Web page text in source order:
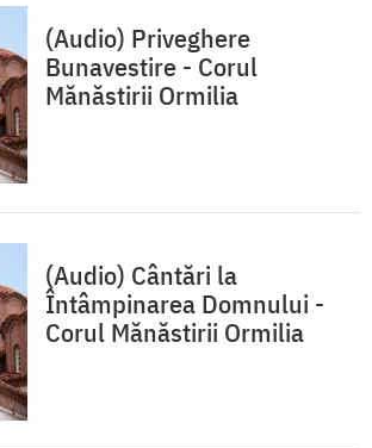
(Audio) Priveghere
Bunavestire - Corul
Mănăstirii Ormilia
(Audio) Cântări la
Întâmpinarea Domnului -
Corul Mănăstirii Ormilia